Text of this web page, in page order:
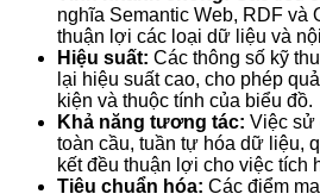
nghĩa Semantic Web, RDF và
thuận lợi các loại dữ liệu và
Hiệu suất: Các thông số kỹ
lại hiệu suất cao, cho phép
kiện và thuộc tính của biểu đồ.
Khả năng tương tác: Việc sử
toàn cầu, tuần tự hóa dữ liệu,
kết đều thuận lợi cho việc tích
Tiêu chuẩn hóa: Các điểm